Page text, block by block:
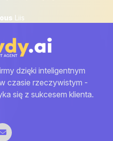
Previous
Liis
dzięki inteligentnym
czasie rzeczywistym -
się z sukcesem klienta.